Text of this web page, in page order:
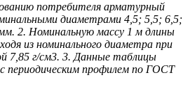
потребителя арматурный
диаметрами 4,5; 5,5; 6,5;
2. Номинальную массу 1 м длины
из номинального диаметра при
7,85 г/см3. 3. Данные таблицы
периодическим профилем по ГОСТ